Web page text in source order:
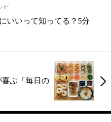
ピ
いいって知ってる？5分
喜ぶ「毎日の